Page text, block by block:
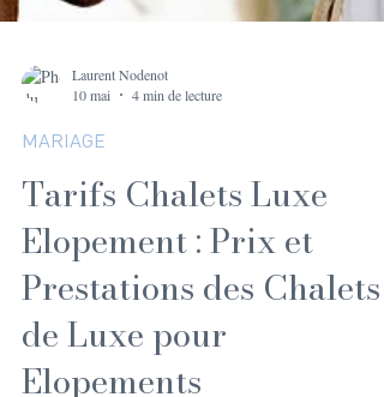
Laurent Nodenot
10 mai
MARIAGE